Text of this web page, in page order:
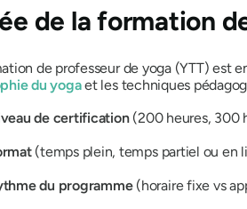
de la formation
de professeur de yoga (YTT) est
du yogaet les techniques
de certification(200 heures, 300
(temps plein, temps partiel ou en
du programme(horaire fixe vs